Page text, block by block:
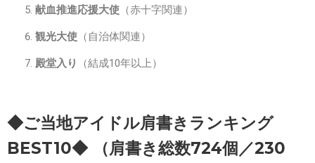
献血推進応援大使 （赤十字関連）
観光大使 （自治体関連）
殿堂入り （結成10年以上）
◆ご当地アイドル肩書きランキング
BEST10◆ （肩書き総数724個／230